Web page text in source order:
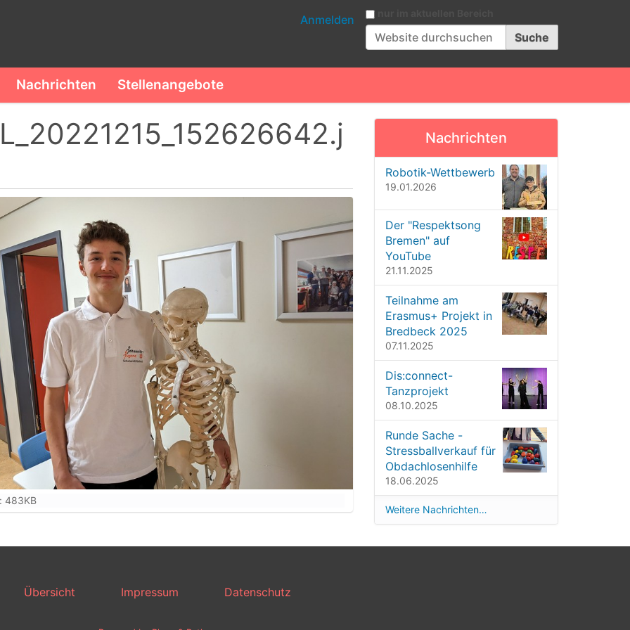
Website durchsuchen
Anmelden
Nachrichten Stellenangebote
483KB
Nachrichten
Robotik-Wettbewerb
19.01.2026
Der "Respektsong
Bremen" auf
YouTube
21.11.2025
Teilnahme am
Erasmus+ Projekt in
Bredbeck 2025
07.11.2025
Dis:connect-
Tanzprojekt
08.10.2025
Runde Sache -
Stressballverkauf für
Obdachlosenhilfe
18.06.2025
Weitere Nachrichten…
Übersicht Impressum Datenschutz